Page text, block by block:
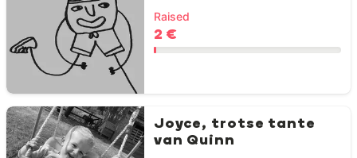
Raised
2 €
Joyce, trotse tante
van Quinn